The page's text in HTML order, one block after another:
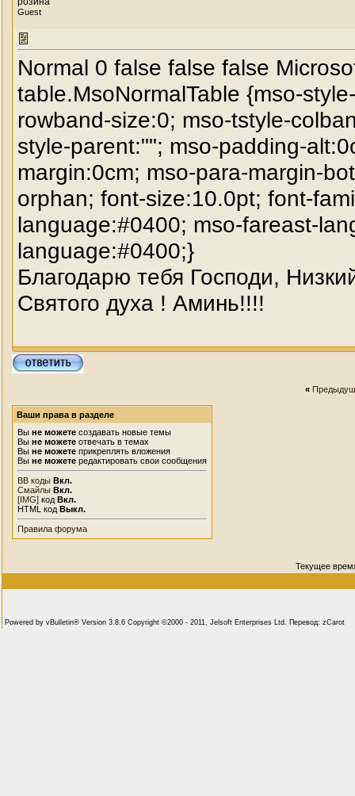
Guest
Normal 0 false false false
table.MsoNormalTable {mso-
rowband-size:0; mso-tstyle-
style-parent:""; mso-padding-
margin:0cm; mso-para-margin-
orphan; font-size:10.0pt; font-
language:#0400; mso-fareast-
language:#0400;}
Благодарю тебя Господи,
Святого духа ! Аминь!!!!
«
Ваши права в разделе
Вы не можете создавать новые темы
Вы не можете отвечать в темах
Вы не можете прикреплять вложения
Вы не можете редактировать свои сообщения
BB коды Вкл.
Смайлы Вкл.
[IMG] код Вкл.
HTML код Выкл.
Правила форума
Текущее
Powered by vBulletin® Version 3.8.6 Copyright ©2000 - 2011, Jelsoft Enterprises Ltd. Перевод: zCarot